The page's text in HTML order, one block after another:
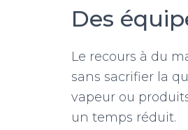
Des
Le recours à du
sans sacrifier la
vapeur ou
un temps réduit.